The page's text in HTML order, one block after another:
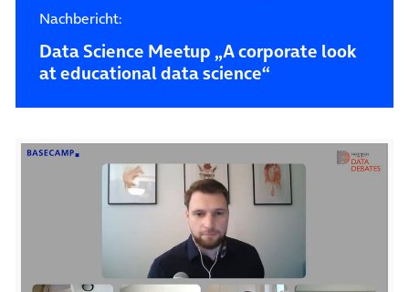
Nachbericht:
Data Science Meetup „A corporate look
at educational data science“